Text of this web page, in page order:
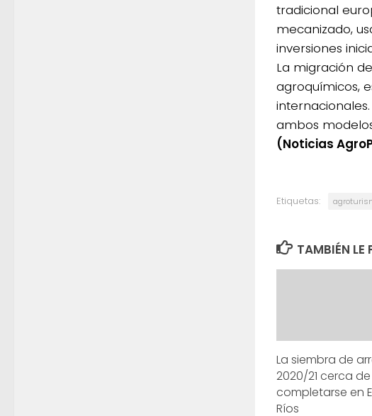
tradicional
mecanizado,
inversiones
La migración
agroquímicos,
ambos
(Noticias
Etiquetas:
TAMBIÉN LE
La siembra de
2020/21 cerca de
completarse en
Ríos